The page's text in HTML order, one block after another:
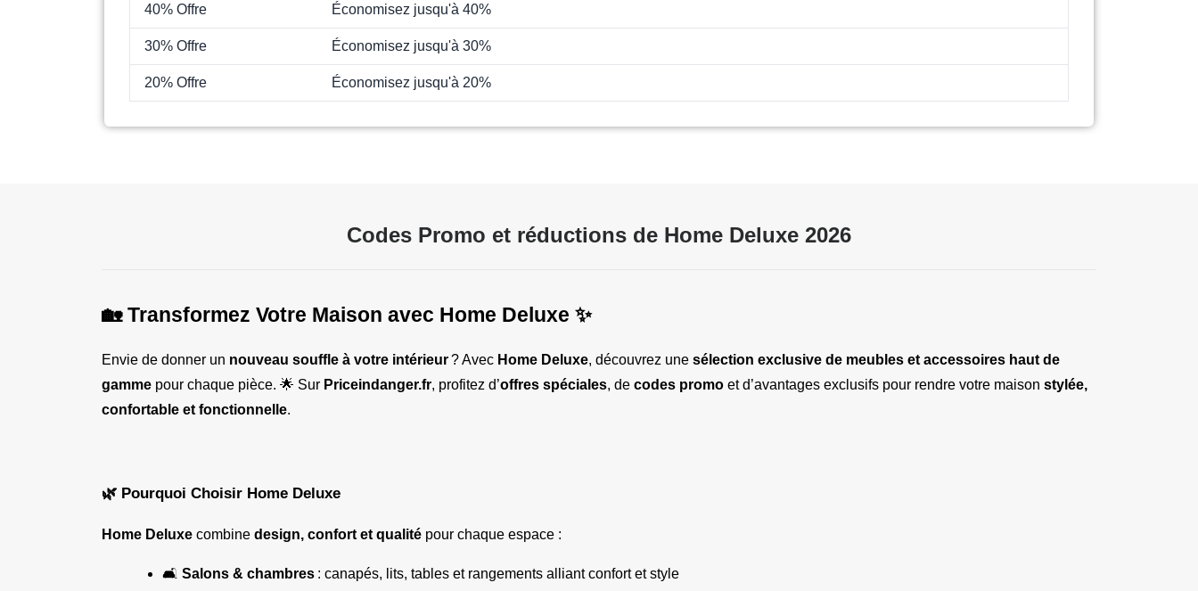
40% Offre Économisez jusqu'à 40%
30% Offre Économisez jusqu'à 30%
20% Offre Économisez jusqu'à 20%
Codes Promo et réductions de Home Deluxe 2026
🏡 Transformez Votre Maison avec Home Deluxe ✨
Envie de donner un nouveau souffle à votre intérieur ? Avec Home Deluxe, découvrez une sélection exclusive de meubles et accessoires haut de
gamme pour chaque pièce. 🌟 Sur Priceindanger.fr, profitez d’offres spéciales, de codes promo et d’avantages exclusifs pour rendre votre maison stylée,
confortable et fonctionnelle.
🌿 Pourquoi Choisir Home Deluxe
Home Deluxe combine design, confort et qualité pour chaque espace :
🛋️ Salons & chambres : canapés, lits, tables et rangements alliant confort et style